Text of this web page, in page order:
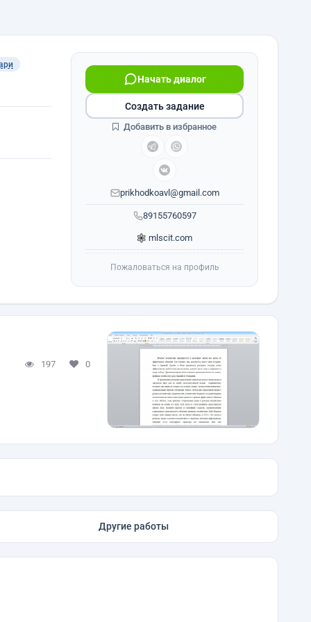
89155760597
Начать диалог
prikhodkoavl@gmail.com
mlscit.com
Создать задание
Добавить в избранное
Пожаловаться на профиль
197 0
Другие работы